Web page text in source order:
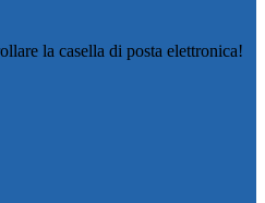
la casella di posta elettronica!